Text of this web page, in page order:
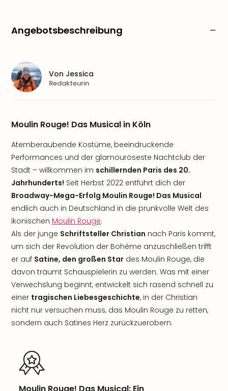
Angebotsbeschreibung
Moulin Rouge! Das Musical in Köln
Atemberaubende Kostüme, beeindruckende
Performances und der glamouröseste Nachtclub der
Stadt – willkommen im schillernden Paris des 20.
Jahrhunderts! Seit Herbst 2022 entführt dich der
Broadway-Mega-Erfolg Moulin Rouge! Das Musical
endlich auch in Deutschland in die prunkvolle Welt des
ikonischen Moulin Rouge.
Als der junge Schriftsteller Christian nach Paris kommt,
um sich der Revolution der Bohème anzuschließen trifft
er auf Satine, den großen Star des Moulin Rouge, die
davon träumt Schauspielerin zu werden. Was mit einer
Verwechslung beginnt, entwickelt sich rasend schnell zu
einer tragischen Liebesgeschichte, in der Christian
nicht nur versuchen muss, das Moulin Rouge zu retten,
sondern auch Satines Herz zurückzuerobern.
Von Jessica
Redakteurin